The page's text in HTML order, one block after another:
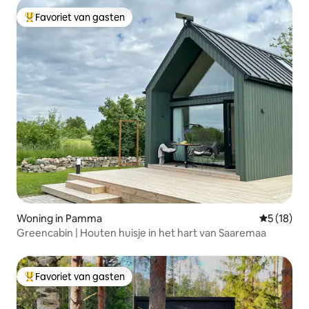
Topfavoriet van gasten
Favoriet van gasten
Woning in Pamma
5 (18)
Greencabin | Houten huisje in het hart van Saaremaa
Topfavoriet van gasten
Favoriet van gasten